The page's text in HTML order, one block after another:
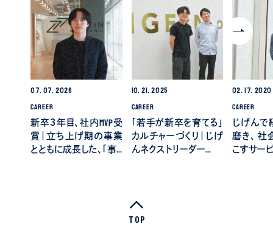
07. 07. 2026
CAREER
新卒３年目、社内MVP受
賞｜立ち上げ期の事業
とともに成長した、「事…
10. 21. 2025
CAREER
「若手が新卒を育てる」
カルチャーづくり｜じげ
んネクストリーダー…
02. 17. 2020
CAREER
じげんで
磨き、 社
こすサー
Top